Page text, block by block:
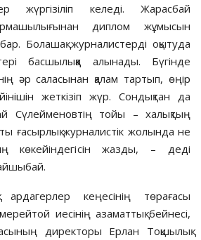
жүргізіліп келеді. Жарасбай
диплом жұмысын
Болашақ журналистерді оқытуда
басшылыққа алынады. Бүгінде
әр саласынан қалам тартып, өңір
жеткізіп жүр. Сондықтан да
Сүлейменовтің тойы – халықтың
ғасырлық журналистік жолында не
көкейіндегісін жазды, – деді
кеңесінің төрағасы
иесінің азаматтық бейнесі,
директоры Ерлан Тоқшылық